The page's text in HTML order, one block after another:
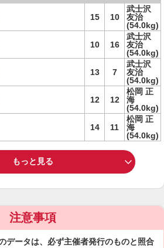
15 10
武士沢
友治
(54.0kg)
10 16
武士沢
友治
(54.0kg)
13 7
武士沢
友治
(54.0kg)
12 12
松岡 正
海
(54.0kg)
14 11
松岡 正
海
(54.0kg)
もっと見る
注意事項
データは、必ず主催者発行のものと照合